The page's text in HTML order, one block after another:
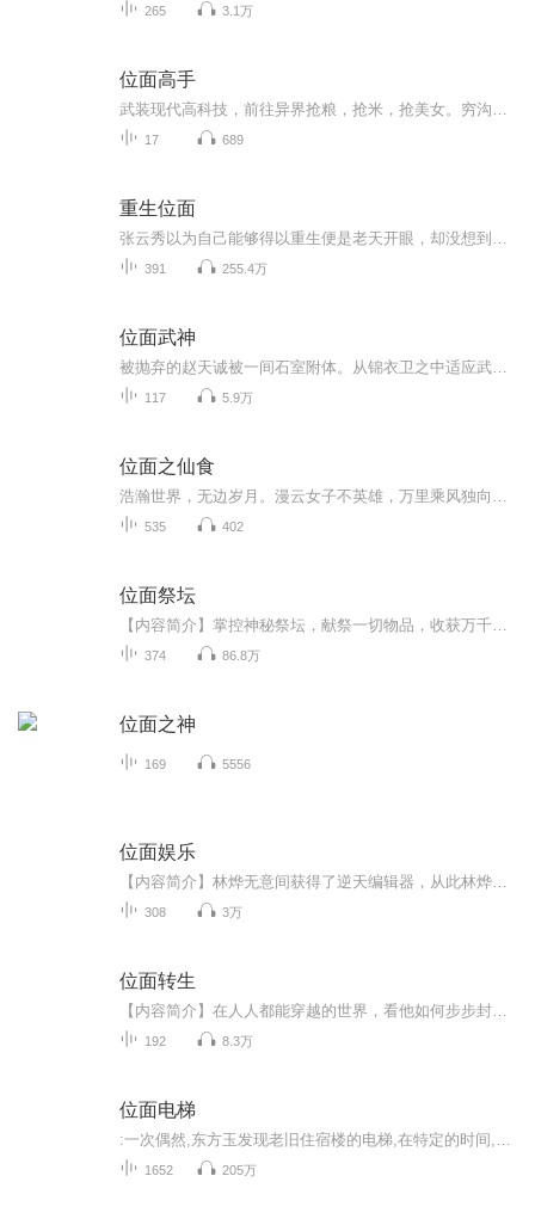
265 3.1万
位面高手
17 689
重生位面
391 255.4万
位面武神
117 5.9万
位面之仙食
535 402
位面祭坛
374 86.8万
位面之神
169 5556
位面娱乐
308 3万
位面转生
192 8.3万
位面电梯
1652 205万